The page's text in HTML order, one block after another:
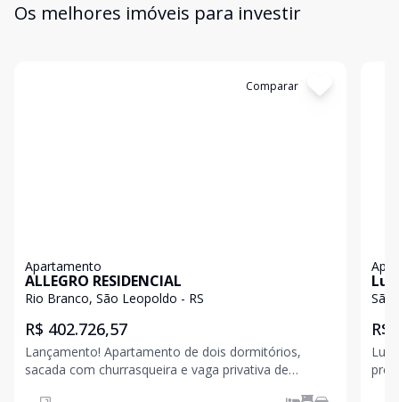
Os melhores imóveis para investir
Comparar
Apartamento
ALLEGRO RESIDENCIAL
Rio Branco, São Leopoldo - RS
R$ 402.726,57
Lançamento! Apartamento de dois dormitórios,
sacada com churrasqueira e vaga privativa de
São
R$
Luiza